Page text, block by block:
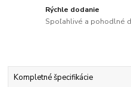
Rýchle dodanie
Spoľahlivé a pohodlné
Kompletné špecifikácie